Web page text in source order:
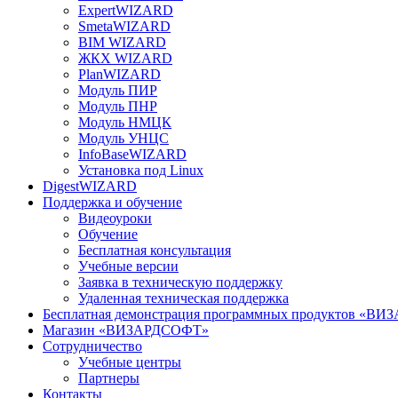
ExpertWIZARD
SmetaWIZARD
BIM WIZARD
ЖКХ WIZARD
PlanWIZARD
Модуль ПИР
Модуль ПНР
Модуль НМЦК
Модуль УНЦС
InfoBaseWIZARD
Установка под Linux
DigestWIZARD
Поддержка и обучение
Видеоуроки
Обучение
Бесплатная консультация
Учебные версии
Заявка в техническую поддержку
Удаленная техническая поддержка
Бесплатная демонстрация программных продуктов
Магазин «ВИЗАРДСОФТ»
Сотрудничество
Учебные центры
Партнеры
Контакты